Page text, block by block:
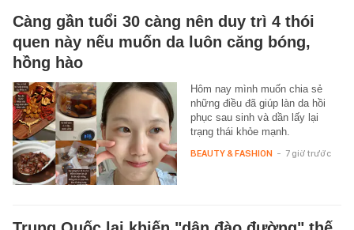
Càng gần tuổi 30 càng nên duy trì 4 thói
quen này nếu muốn da luôn căng bóng,
hồng hào
Hôm nay mình muốn chia sẻ
những điều đã giúp làn da hồi
phục sau sinh và dần lấy lại
trạng thái khỏe mạnh.
BEAUTY & FASHION - 7 giờ trước